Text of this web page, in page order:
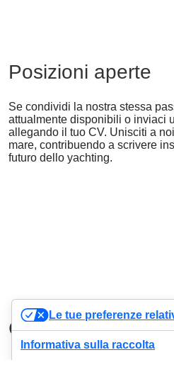
Posizioni aperte
Se condividi la nostra stessa
attualmente disponibili o inviaci
allegando il tuo CV. Unisciti a
mare, contribuendo a scrivere
futuro dello yachting.
Candidatura
Le tue preferenze
Informativa sulla raccolta